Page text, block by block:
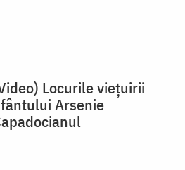
Locurile viețuirii
Arsenie